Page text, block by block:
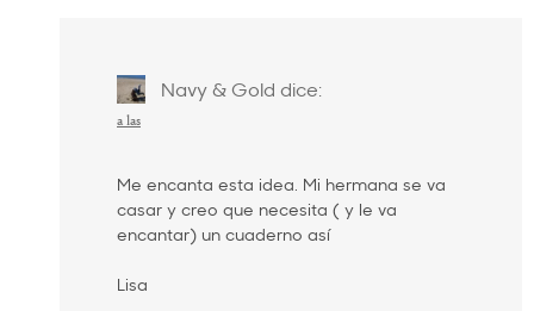
Navy & Gold dice:
a las
Me encanta esta idea. Mi hermana se va
casar y creo que necesita ( y le va
encantar) un cuaderno así
Lisa